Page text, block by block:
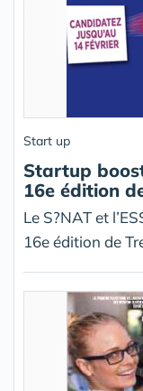
Start up
Startup
16e édition
Le S?NAT et
16e édition de